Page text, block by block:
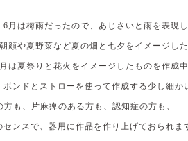
6月は梅雨だったので、あじさいと雨を表現
顔や夏野菜など夏の畑と七夕をイメージし
は夏祭りと花火をイメージしたものを作成
ボンドとストローを使って作成する少し細か
方も、片麻痺のある方も、認知症の方も、
センスで、器用に作品を作り上げておられま